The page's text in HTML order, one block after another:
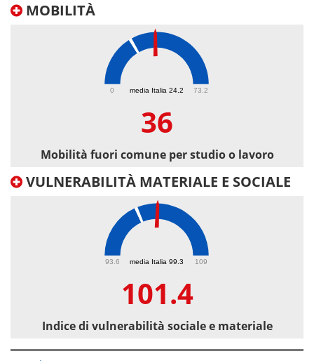
MOBILITÀ
media Italia 24.2
0 73.2
36
Mobilità fuori comune per studio o lavoro
VULNERABILITÀ MATERIALE E SOCIALE
media Italia 99.3
93.6 109
101.4
Indice di vulnerabilità sociale e materiale